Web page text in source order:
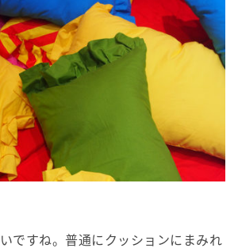
ですね。普通にクッションにまみれ